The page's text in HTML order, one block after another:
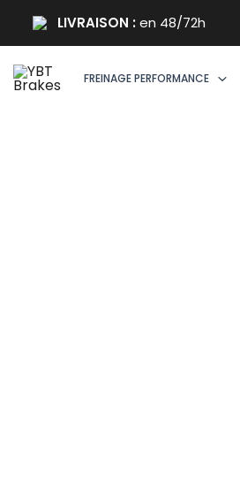
LIVRAISON : en 48/72h
FREINAGE PERFORMANCE